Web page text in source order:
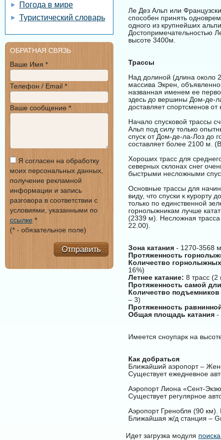
Ле Дез Альп или
способен принять
одного из крупнейших
Достопримечательностью
высоте 3400м.
Трассы
Над долиной (длина около
массива Экрен,
названная именем ее
здесь до вершины Дом-де-
доставляет спортсменов
Начало спусковой трассы
Альп под силу только
спуск от Дом-де-ла-Лоз до
составляет более 2100 м.
Хороших трасс для
северных склонах снег
быстрыми несложными
Основные трассы для
виду, что спуски к
только по единственной
горнолыжникам лучше
(2339 м). Несложная
22.00).
Зона катания - 1270-3568
Протяженность
Количество
16%)
Летнее катание: 8 трасс
Протяженность самой
Количество подъемников
– 3)
Протяженность
Общая площадь катания -
Имеется сноупарк на
Как добраться
Ближайший аэропорт –
Существует ежедневное
Аэропорт Лиона «Сент-
Существует регулярное
Аэропорт Гренобля (90
Ближайшая ж/д станция –
Погода в мире
Туристический словарь
ОБРАТНАЯ СВЯЗЬ
Ваше Имя *
Телефон / Email *
Ваше сообщение *
Я согласен на обработку
моих персональных данных,
получение рекламной
информации и запись
разговора в соответствии с
условиями, указанными по
ссылке *
(* - обязательное поле)
Отправить
Идет загрузка модуля